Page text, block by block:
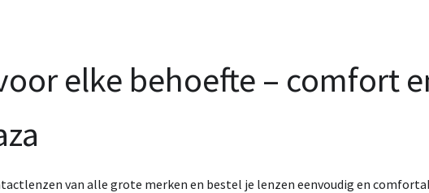
elke behoefte – comfort
van alle grote merken en bestel je lenzen eenvoudig en